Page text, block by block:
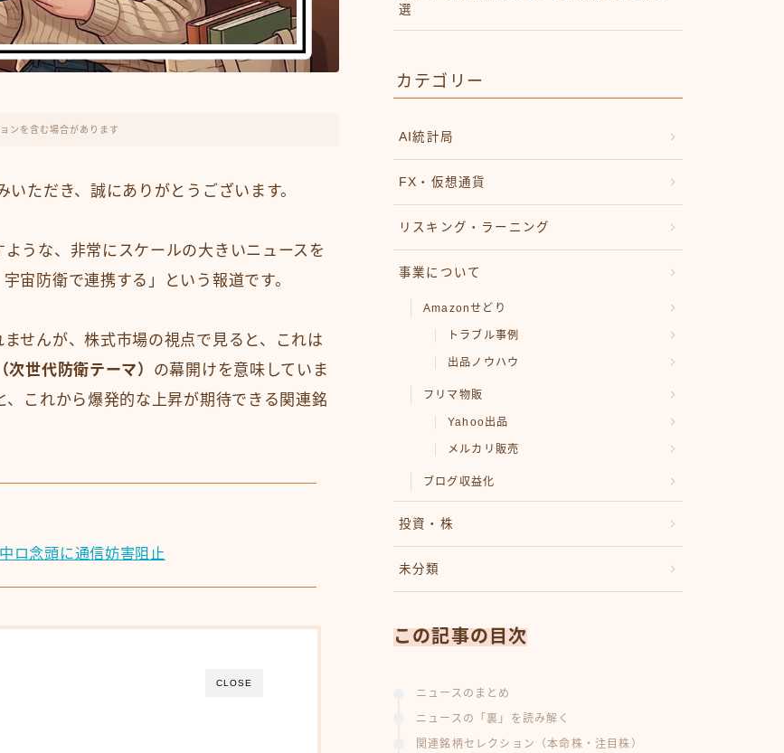
ンを含む場合があります
ただき、誠にありがとうございます。
うな、非常にスケールの大きいニュースを
宙防衛で連携する」という報道です。
せんが、株式市場の視点で見ると、これは
世代防衛テーマ） の幕開けを意味していま
これから爆発的な上昇が期待できる関連銘
ロ念頭に通信妨害阻止
CLOSE
選
カテゴリー
AI統計局
FX・仮想通貨
リスキング・ラーニング
事業について
Amazonせどり
トラブル事例
出品ノウハウ
フリマ物販
Yahoo出品
メルカリ販売
ブログ収益化
投資・株
未分類
この記事の目次
ニュースのまとめ
ニュースの「裏」を読み解く
関連銘柄セレクション（本命株・注目株）